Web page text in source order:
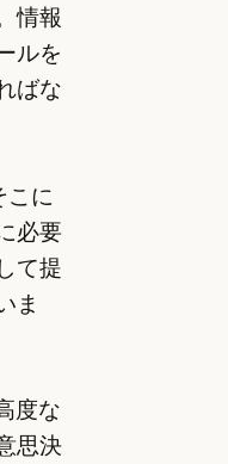
情報
ルを
ばな
こに
必要
て提
ま
度な
思決